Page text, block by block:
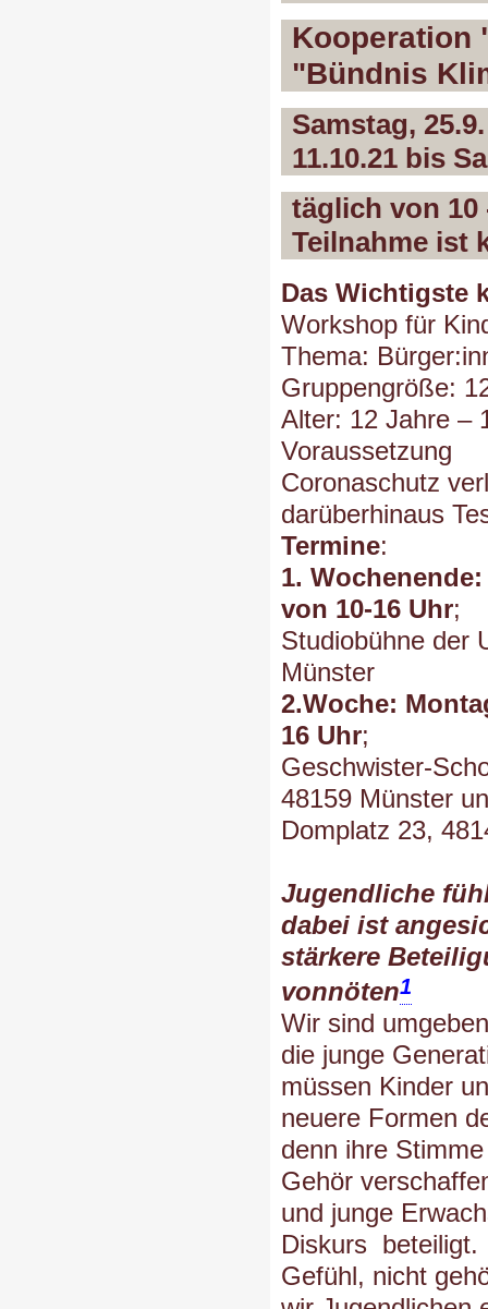
Kooperation
"Bündnis
Samstag,
11.10.21 bis
täglich von
Teilnahme ist
Das Wichtigste
Workshop für
Thema:
Gruppengröße:
Alter: 12 Jahre –
Voraussetzung
Coronaschutz
darüberhinaus
Termine:
1.
von 10-16 Uhr;
Studiobühne der
Münster
2.Woche:
16 Uhr;
Geschwister-
48159 Münster
Domplatz 23,
Jugendliche
dabei ist
stärkere
vonnöten1
Wir sind
die junge
müssen Kinder
neuere Formen
denn ihre
Gehör
und junge
Diskurs beteiligt.
Gefühl, nicht